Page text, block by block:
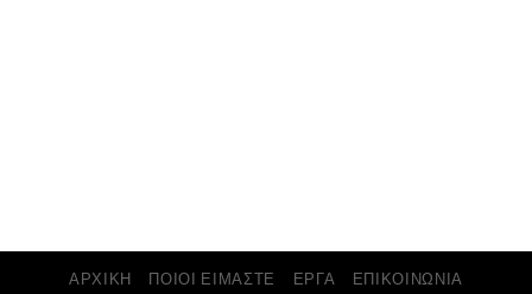
ΑΡΧΙΚΗ ΠΟΙΟΙ ΕΙΜΑΣΤΕ ΕΡΓΑ ΕΠΙΚΟΙΝΩΝΙΑ